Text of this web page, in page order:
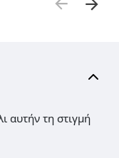
αυτήν τη στιγμή